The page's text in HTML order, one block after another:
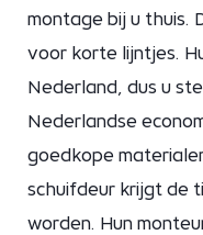
montage bij u thuis.
voor korte lijntjes.
Nederland, dus u
Nederlandse
goedkope
schuifdeur krijgt de
worden. Hun